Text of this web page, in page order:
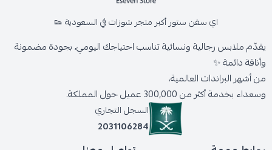
اي سفن ستور أكبر متجر شوزات في السعودية 👟
يقدّم ملابس رجالية ونسائية تناسب احتياجك اليومي، بجودة مضمونة
وأناقة دائمة ✨
من أشهر البراندات العالمية،
وسعداء بخدمة أكثر من 300,000 عميل حول المملكة.
السجل التجاري
2031106284